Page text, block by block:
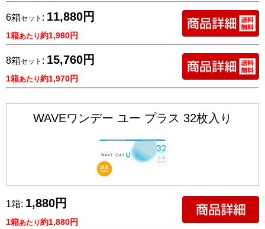
6箱セット : 11,880円
1箱あたり約1,980円
8箱セット : 15,760円
1箱あたり約1,970円
WAVEワンデー ユー プラス 32枚入り
1箱: 1,880円
1箱あたり約1,880円